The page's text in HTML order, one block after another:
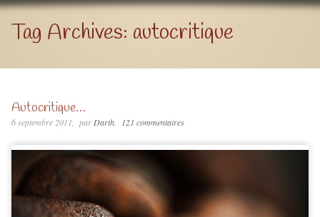
Tag Archives: autocritique
Autocritique…
6 septembre 2011 parDarth 121 commentaires